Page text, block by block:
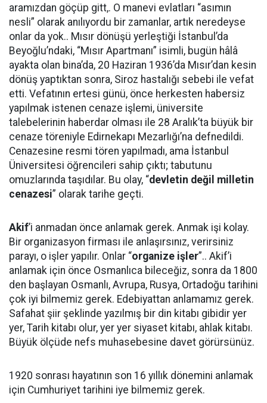
aramızdan göçüp gitt,. O manevi evlatları “asımın
nesli” olarak anılıyordu bir zamanlar, artık neredeyse
onlar da yok.. Mısır dönüşü yerleştiği İstanbul’da
Beyoğlu’ndaki, “Mısır Apartmanı” isimli, bugün hâlâ
ayakta olan bina’da, 20 Haziran 1936’da Mısır’dan kesin
dönüş yaptıktan sonra, Siroz hastalığı sebebi ile vefat
etti. Vefatının ertesi günü, önce herkesten habersiz
yapılmak istenen cenaze işlemi, üniversite
talebelerinin haberdar olması ile 28 Aralık’ta büyük bir
cenaze töreniyle Edirnekapı Mezarlığı’na defnedildi.
Cenazesine resmi tören yapılmadı, ama İstanbul
Üniversitesi öğrencileri sahip çıktı; tabutunu
omuzlarında taşıdılar. Bu olay, “devletin değil milletin
cenazesi” olarak tarihe geçti.
Akif’i anmadan önce anlamak gerek. Anmak işi kolay.
Bir organizasyon firması ile anlaşırsınız, verirsiniz
parayı, o işler yapılır. Onlar “organize işler”.. Akif’i
anlamak için önce Osmanlıca bileceğiz, sonra da 1800
den başlayan Osmanlı, Avrupa, Rusya, Ortadoğu tarihini
çok iyi bilmemiz gerek. Edebiyattan anlamamız gerek.
Safahat şiir şeklinde yazılmış bir din kitabı gibidir yer
yer, Tarih kitabı olur, yer yer siyaset kitabı, ahlak kitabı.
Büyük ölçüde nefs muhasebesine davet görürsünüz.
1920 sonrası hayatının son 16 yıllık dönemini anlamak
için Cumhuriyet tarihini iye bilmemiz gerek.